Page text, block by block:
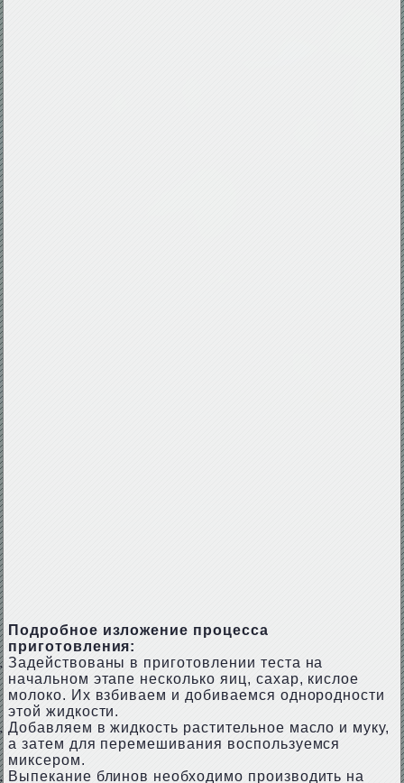
Подробное изложение процесса
приготовления:
Задействованы в приготовлении теста на
начальном этапе несколько яиц, сахар, кислое
молоко. Их взбиваем и добиваемся однородности
этой жидкости.
Добавляем в жидкость растительное масло и муку,
а затем для перемешивания воспользуемся
миксером.
Выпекание блинов необходимо производить на